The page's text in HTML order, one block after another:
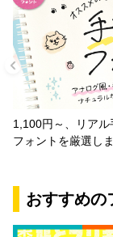
1,100円～、リア
フォントを厳選し
おすすめの